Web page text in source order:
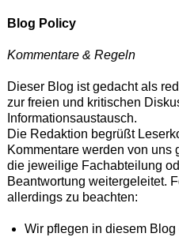
Blog Policy
Kommentare & Regeln
Dieser Blog ist gedacht als
zur freien und kritischen
Informationsaustausch.
Die Redaktion begrüßt
Kommentare werden von uns
die jeweilige Fachabteilung
Beantwortung weitergeleitet.
allerdings zu beachten:
Wir pflegen in diesem